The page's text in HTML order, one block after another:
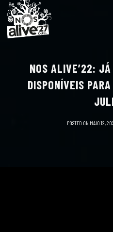
NOS ALIVE’22:
DISPONÍVEIS
POSTED ON MAIO 12,